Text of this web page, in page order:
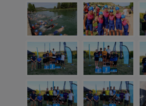
Pareja celebra los 125 años de
con un torneo nacional de